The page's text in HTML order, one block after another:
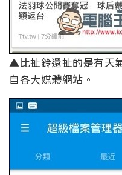
▲比扯鈴還扯的是有天
自各大媒體網站。